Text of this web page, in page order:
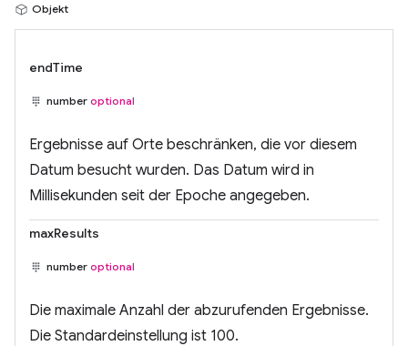
Objekt
endTime
number optional
Ergebnisse auf Orte beschränken, die vor diesem
Datum besucht wurden. Das Datum wird in
Millisekunden seit der Epoche angegeben.
maxResults
number optional
Die maximale Anzahl der abzurufenden Ergebnisse.
Die Standardeinstellung ist 100.